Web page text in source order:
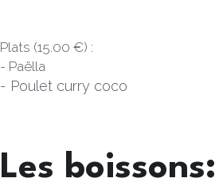
Plats (15.00 €) :
- Paëlla
- Poulet curry coco
Les boissons: